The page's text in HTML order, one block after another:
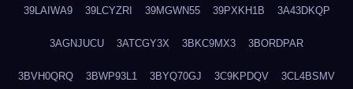
39LAIWA9 39LCYZRI 39MGWN55 39PXKH1B 3A43DKQP
3AGNJUCU 3ATCGY3X 3BKC9MX3 3BORDPAR
3BVH0QRQ 3BWP93L1 3BYQ70GJ 3C9KPDQV 3CL4BSMV